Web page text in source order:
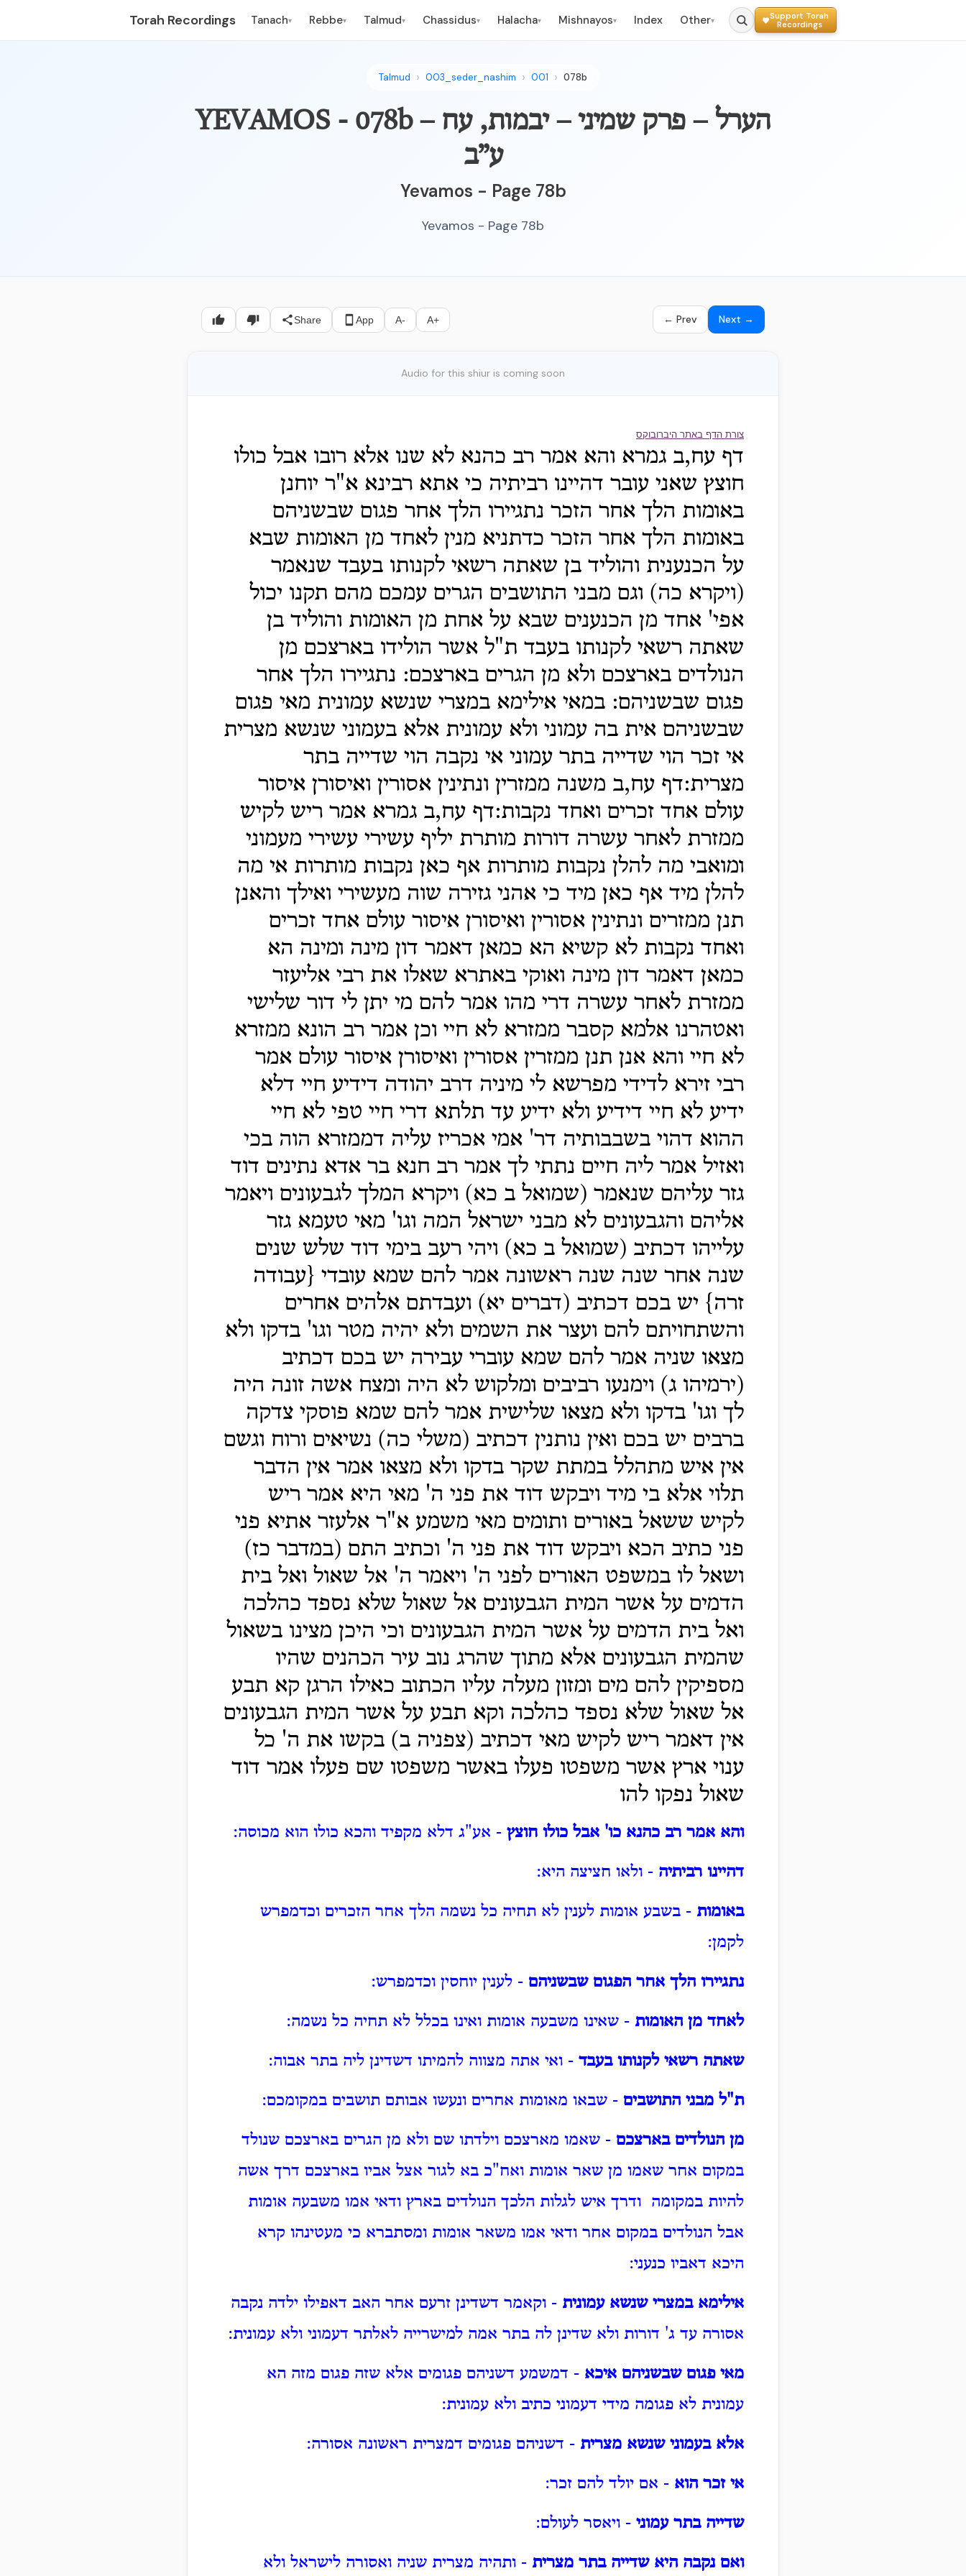
Torah Recordings Tanach▾ Rebbe▾ Talmud▾ Chassidus▾ Halacha▾ Mishnayos▾ Index Other▾
Support Torah
Recordings
Talmud 003_seder_nashim 001 078b
YEVAMOS - 078b – הערל – פרק שמיני – יבמות, עח
ע”ב
Yevamos - Page 78b
Yevamos - Page 78b
Share App A- A+ ← Prev Next →
Audio for this shiur is coming soon
צורת הדף באתר היברובוקס
דף עח,ב גמרא והא אמר רב כהנא לא שנו אלא רובו אבל כולו
חוצץ שאני עובר דהיינו רביתיה כי אתא רבינא א"ר יוחנן
באומות הלך אחר הזכר נתגיירו הלך אחר פגום שבשניהם
באומות הלך אחר הזכר כדתניא מנין לאחד מן האומות שבא
על הכנענית והוליד בן שאתה רשאי לקנותו בעבד שנאמר
(ויקרא כה) וגם מבני התושבים הגרים עמכם מהם תקנו יכול
אפי' אחד מן הכנענים שבא על אחת מן האומות והוליד בן
שאתה רשאי לקנותו בעבד ת"ל אשר הולידו בארצכם מן
הנולדים בארצכם ולא מן הגרים בארצכם: נתגיירו הלך אחר
פגום שבשניהם: במאי אילימא במצרי שנשא עמונית מאי פגום
שבשניהם אית בה עמוני ולא עמונית אלא בעמוני שנשא מצרית
אי זכר הוי שדייה בתר עמוני אי נקבה הוי שדייה בתר
מצרית:דף עח,ב משנה ממזרין ונתינין אסורין ואיסורן איסור
עולם אחד זכרים ואחד נקבות:דף עח,ב גמרא אמר ריש לקיש
ממזרת לאחר עשרה דורות מותרת יליף עשירי עשירי מעמוני
ומואבי מה להלן נקבות מותרות אף כאן נקבות מותרות אי מה
להלן מיד אף כאן מיד כי אהני גזירה שוה מעשירי ואילך והאנן
תנן ממזרים ונתינין אסורין ואיסורן איסור עולם אחד זכרים
ואחד נקבות לא קשיא הא כמאן דאמר דון מינה ומינה הא
כמאן דאמר דון מינה ואוקי באתרא שאלו את רבי אליעזר
ממזרת לאחר עשרה דרי מהו אמר להם מי יתן לי דור שלישי
ואטהרנו אלמא קסבר ממזרא לא חיי וכן אמר רב הונא ממזרא
לא חיי והא אנן תנן ממזרין אסורין ואיסורן איסור עולם אמר
רבי זירא לדידי מפרשא לי מיניה דרב יהודה דידיע חיי דלא
ידיע לא חיי דידיע ולא ידיע עד תלתא דרי חיי טפי לא חיי
ההוא דהוי בשבבותיה דר' אמי אכריז עליה דממזרא הוה בכי
ואזיל אמר ליה חיים נתתי לך אמר רב חנא בר אדא נתינים דוד
גזר עליהם שנאמר (שמואל ב כא) ויקרא המלך לגבעונים ויאמר
אליהם והגבעונים לא מבני ישראל המה וגו' מאי טעמא גזר
עלייהו דכתיב (שמואל ב כא) ויהי רעב בימי דוד שלש שנים
שנה אחר שנה שנה ראשונה אמר להם שמא עובדי {עבודה
זרה} יש בכם דכתיב (דברים יא) ועבדתם אלהים אחרים
והשתחויתם להם ועצר את השמים ולא יהיה מטר וגו' בדקו ולא
מצאו שניה אמר להם שמא עוברי עבירה יש בכם דכתיב
(ירמיהו ג) וימנעו רביבים ומלקוש לא היה ומצח אשה זונה היה
לך וגו' בדקו ולא מצאו שלישית אמר להם שמא פוסקי צדקה
ברבים יש בכם ואין נותנין דכתיב (משלי כה) נשיאים ורוח וגשם
אין איש מתהלל במתת שקר בדקו ולא מצאו אמר אין הדבר
תלוי אלא בי מיד ויבקש דוד את פני ה' מאי היא אמר ריש
לקיש ששאל באורים ותומים מאי משמע א"ר אלעזר אתיא פני
פני כתיב הכא ויבקש דוד את פני ה' וכתיב התם (במדבר כז)
ושאל לו במשפט האורים לפני ה' ויאמר ה' אל שאול ואל בית
הדמים על אשר המית הגבעונים אל שאול שלא נספד כהלכה
ואל בית הדמים על אשר המית הגבעונים וכי היכן מצינו בשאול
שהמית הגבעונים אלא מתוך שהרג נוב עיר הכהנים שהיו
מספיקין להם מים ומזון מעלה עליו הכתוב כאילו הרגן קא תבע
אל שאול שלא נספד כהלכה וקא תבע על אשר המית הגבעונים
אין דאמר ריש לקיש מאי דכתיב (צפניה ב) בקשו את ה' כל
ענוי ארץ אשר משפטו פעלו באשר משפטו שם פעלו אמר דוד
שאול נפקו להו
והא אמר רב כהנא כו' אבל כולו חוצץ - אע"ג דלא מקפיד והכא כולו הוא מכוסה:
דהיינו רביתיה - ולאו חציצה היא:
באומות - בשבע אומות לענין לא תחיה כל נשמה הלך אחר הזכרים וכדמפרש
לקמן:
נתגיירו הלך אחר הפגום שבשניהם - לענין יוחסין וכדמפרש:
לאחד מן האומות - שאינו משבעה אומות ואינו בכלל לא תחיה כל נשמה:
שאתה רשאי לקנותו בעבד - ואי אתה מצווה להמיתו דשדינן ליה בתר אבוה:
ת"ל מבני התושבים - שבאו מאומות אחרים ונעשו אבותם תושבים במקומכם:
מן הנולדים בארצכם - שאמו מארצכם וילדתו שם ולא מן הגרים בארצכם שנולד
במקום אחר שאמו מן שאר אומות ואח"כ בא לגור אצל אביו בארצכם דרך אשה
להיות במקומה ודרך איש לגלות הלכך הנולדים בארץ ודאי אמו משבעה אומות
אבל הנולדים במקום אחר ודאי אמו משאר אומות ומסתברא כי מעטינהו קרא
היכא דאביו כנעני:
אילימא במצרי שנשא עמונית - וקאמר דשדינן זרעם אחר האב דאפילו ילדה נקבה
אסורה עד ג' דורות ולא שדינן לה בתר אמה למישרייה לאלתר דעמוני ולא עמונית:
מאי פגום שבשניהם איכא - דמשמע דשניהם פגומים אלא שזה פגום מזה הא
עמונית לא פגומה מידי דעמוני כתיב ולא עמונית:
אלא בעמוני שנשא מצרית - דשניהם פגומים דמצרית ראשונה אסורה:
אי זכר הוא - אם יולד להם זכר:
שדייה בתר עמוני - ויאסר לעולם:
ואם נקבה היא שדייה בתר מצרית - ותהיה מצרית שניה ואסורה לישראל ולא